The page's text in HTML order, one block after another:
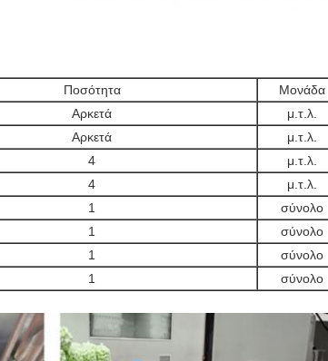
Ποσότητα
Μονάδα
Αρκετά
μ.τ.λ.
Αρκετά
μ.τ.λ.
4
μ.τ.λ.
4
μ.τ.λ.
1
σύνολο
1
σύνολο
1
σύνολο
1 σύνολο